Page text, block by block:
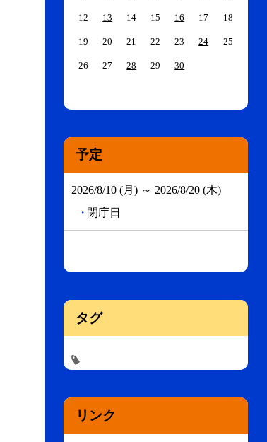
12 13 14 15 16 17 18
19 20 21 22 23 24 25
26 27 28 29 30
予定
2026/8/10 (月) ～ 2026/8/20 (木)
閉庁日
タグ
リンク